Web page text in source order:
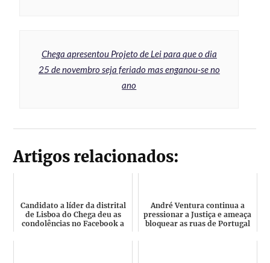
Chega apresentou Projeto de Lei para que o dia
25 de novembro seja feriado mas enganou-se no
ano
Artigos relacionados:
Candidato a líder da distrital
de Lisboa do Chega deu as
condolências no Facebook a
André Ventura continua a
pressionar a Justiça e ameaça
bloquear as ruas de Portugal